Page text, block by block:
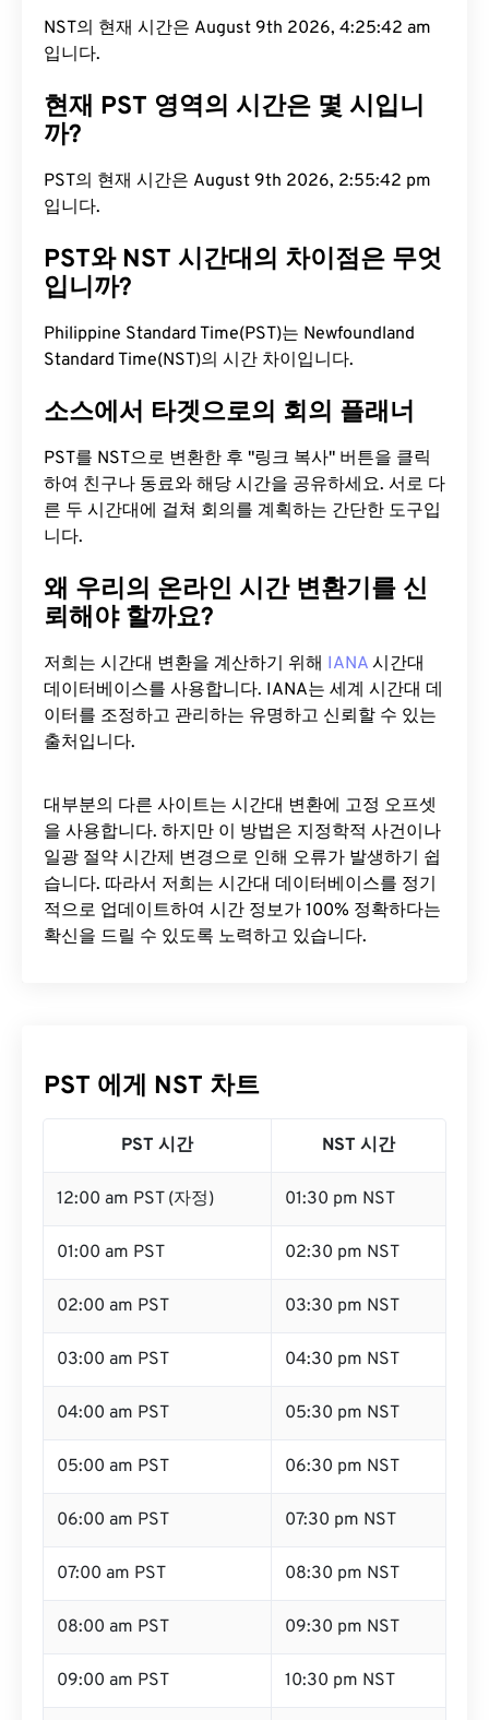
NST의 현재 시간은 August 9th 2026, 4:25:43 am
입니다.
현재 PST 영역의 시간은 몇 시입니
까?
PST의 현재 시간은 August 9th 2026, 2:55:43 pm
입니다.
PST와 NST 시간대의 차이점은 무엇
입니까?
Philippine Standard Time(PST)는 Newfoundland
Standard Time(NST)의 시간 차이입니다.
소스에서 타겟으로의 회의 플래너
PST를 NST으로 변환한 후 "링크 복사" 버튼을 클릭
하여 친구나 동료와 해당 시간을 공유하세요. 서로 다
른 두 시간대에 걸쳐 회의를 계획하는 간단한 도구입
니다.
왜 우리의 온라인 시간 변환기를 신
뢰해야 할까요?
저희는 시간대 변환을 계산하기 위해 IANA 시간대
데이터베이스를 사용합니다. IANA는 세계 시간대 데
이터를 조정하고 관리하는 유명하고 신뢰할 수 있는
출처입니다.
대부분의 다른 사이트는 시간대 변환에 ​​고정 오프셋
을 사용합니다. 하지만 이 방법은 지정학적 사건이나
일광 절약 시간제 변경으로 인해 오류가 발생하기 쉽
습니다. 따라서 저희는 시간대 데이터베이스를 정기
적으로 업데이트하여 시간 정보가 100% 정확하다는
확신을 드릴 수 있도록 노력하고 있습니다.
PST 에게 NST 차트
PST 시간 NST 시간
12:00 am PST (자정) 01:30 pm NST
01:00 am PST 02:30 pm NST
02:00 am PST 03:30 pm NST
03:00 am PST 04:30 pm NST
04:00 am PST 05:30 pm NST
05:00 am PST 06:30 pm NST
06:00 am PST 07:30 pm NST
07:00 am PST 08:30 pm NST
08:00 am PST 09:30 pm NST
09:00 am PST 10:30 pm NST